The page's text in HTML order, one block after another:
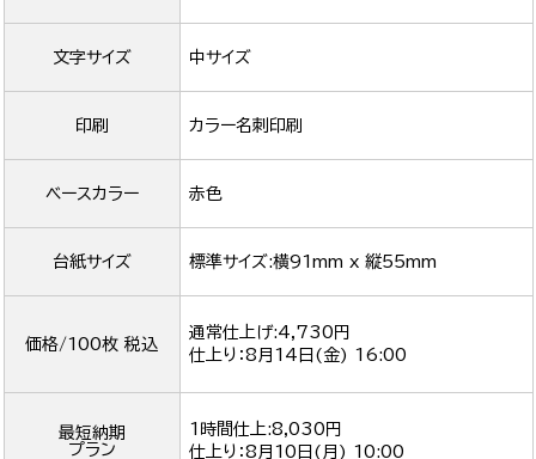
文字サイズ 中サイズ
印刷 カラー名刺印刷
ベースカラー 赤色
台紙サイズ 標準サイズ:横91mm x 縦55mm
価格/100枚 税込
通常仕上げ:4,730円
仕上り：8月14日(金) 16:00
最短納期
プラン
1時間仕上:8,030円
仕上り：8月10日(月) 10:00